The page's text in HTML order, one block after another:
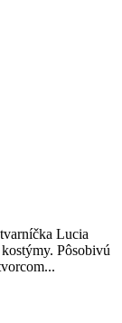
Lucia
Pôsobivú